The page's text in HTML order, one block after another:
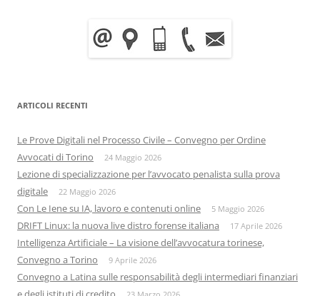
ARTICOLI RECENTI
Le Prove Digitali nel Processo Civile – Convegno per Ordine
Avvocati di Torino
24 Maggio 2026
Lezione di specializzazione per l’avvocato penalista sulla prova
digitale
22 Maggio 2026
Con Le Iene su IA, lavoro e contenuti online 5 Maggio 2026
DRIFT Linux: la nuova live distro forense italiana 17 Aprile 2026
Intelligenza Artificiale – La visione dell’avvocatura torinese,
Convegno a Torino
9 Aprile 2026
Convegno a Latina sulle responsabilità degli intermediari finanziari